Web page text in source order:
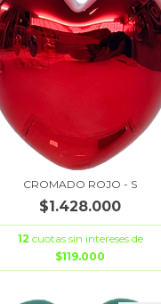
CROMADO ROJO - S
$1.428.000
12 cuotas sin intereses de
$119.000